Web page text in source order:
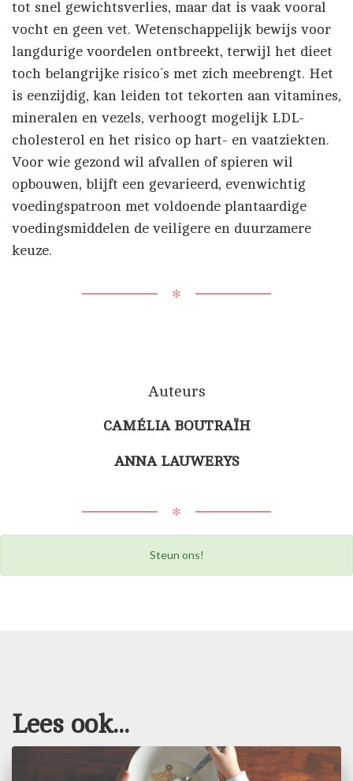
tot snel gewichtsverlies, maar dat is vaak vooral
vocht en geen vet. Wetenschappelijk bewijs voor
langdurige voordelen ontbreekt, terwijl het dieet
toch belangrijke risico’s met zich meebrengt. Het
is eenzijdig, kan leiden tot tekorten aan vitamines,
mineralen en vezels, verhoogt mogelijk LDL-
cholesterol en het risico op hart- en vaatziekten.
Voor wie gezond wil afvallen of spieren wil
opbouwen, blijft een gevarieerd, evenwichtig
voedingspatroon met voldoende plantaardige
voedingsmiddelen de veiligere en duurzamere
keuze.
✻
Auteurs
CAMÉLIA BOUTRAÏH
ANNA LAUWERYS
✻
Steun ons!
Lees ook...